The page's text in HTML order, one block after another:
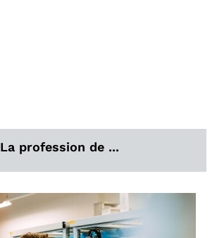
La profession de ...